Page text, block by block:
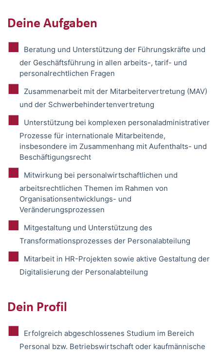
Deine Aufgaben
Beratung und Unterstützung der Führungskräfte und
der Geschäftsführung in allen arbeits-, tarif- und
personalrechtlichen Fragen
Zusammenarbeit mit der Mitarbeitervertretung (MAV)
und der Schwerbehindertenvertretung
Unterstützung bei komplexen personaladministrativer
Prozesse für internationale Mitarbeitende,
insbesondere im Zusammenhang mit Aufenthalts- und
Beschäftigungsrecht
Mitwirkung bei personalwirtschaftlichen und
arbeitsrechtlichen Themen im Rahmen von
Organisationsentwicklungs- und
Veränderungsprozessen
Mitgestaltung und Unterstützung des
Transformationsprozesses der Personalabteilung
Mitarbeit in HR-Projekten sowie aktive Gestaltung der
Digitalisierung der Personalabteilung
Dein Profil
Erfolgreich abgeschlossenes Studium im Bereich
Personal bzw. Betriebswirtschaft oder kaufmännische